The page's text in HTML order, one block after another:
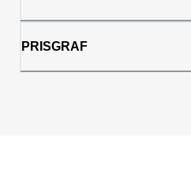
PRISGRAF